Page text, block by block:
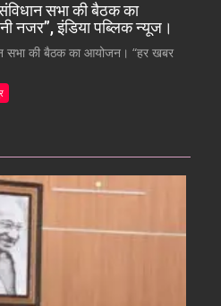
सभा की बैठक का
नजर”, इंडिया पब्लिक न्यूज।
सभा की बैठक का आयोजन। “हर खबर